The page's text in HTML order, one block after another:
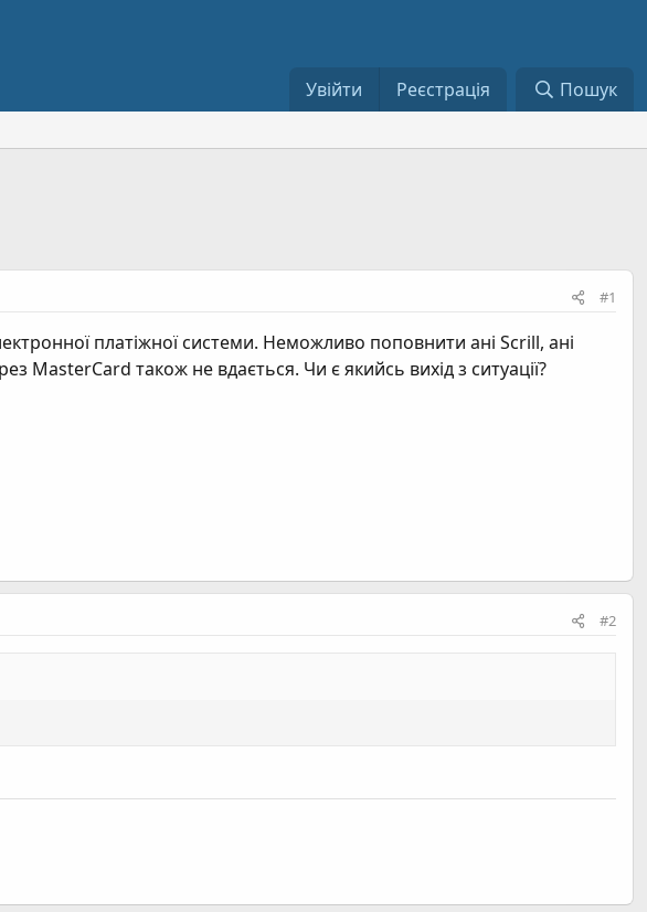
Увійти Реєстрація Пошук
#1
платіжної системи. Неможливо поповнити ані Scrill, ані
MasterCard також не вдається. Чи є якийсь вихід з ситуації?
#2